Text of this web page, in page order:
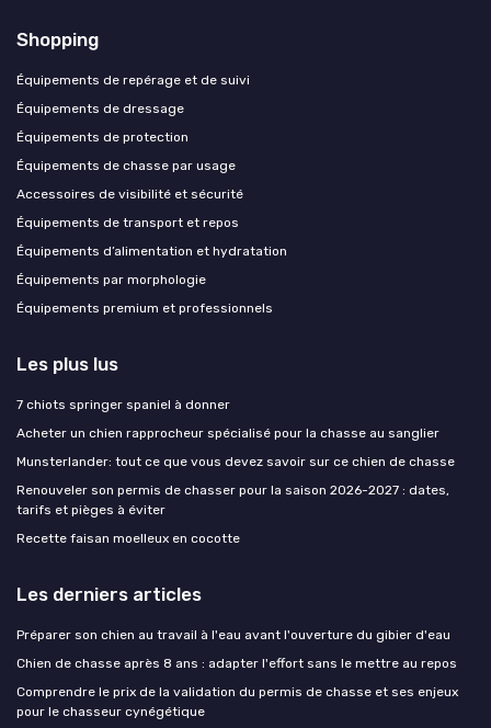
Shopping
Équipements de repérage et de suivi
Équipements de dressage
Équipements de protection
Équipements de chasse par usage
Accessoires de visibilité et sécurité
Équipements de transport et repos
Équipements d’alimentation et hydratation
Équipements par morphologie
Équipements premium et professionnels
Les plus lus
7 chiots springer spaniel à donner
Acheter un chien rapprocheur spécialisé pour la chasse au sanglier
Munsterlander: tout ce que vous devez savoir sur ce chien de chasse
Renouveler son permis de chasser pour la saison 2026-2027 : dates,
tarifs et pièges à éviter
Recette faisan moelleux en cocotte
Les derniers articles
Préparer son chien au travail à l'eau avant l'ouverture du gibier d'eau
Chien de chasse après 8 ans : adapter l'effort sans le mettre au repos
Comprendre le prix de la validation du permis de chasse et ses enjeux
pour le chasseur cynégétique